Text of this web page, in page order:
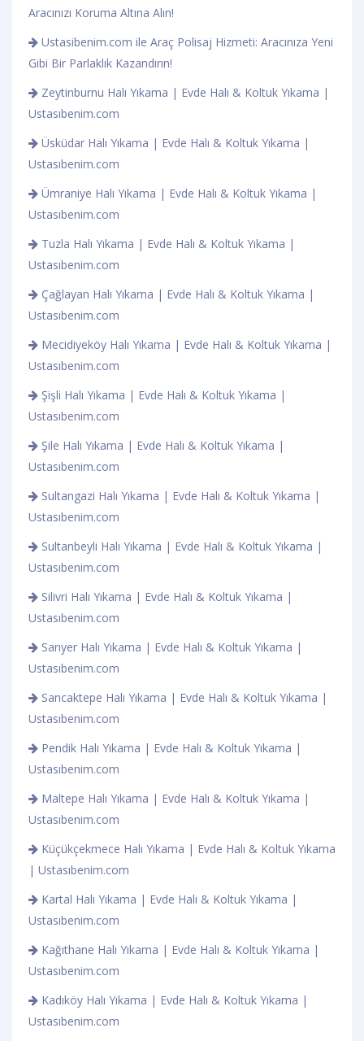
Aracınızı Koruma Altına Alın!
Ustasibenim.com ile Araç Polisaj Hizmeti: Aracınıza Yeni
Gibi Bir Parlaklık Kazandırın!
Zeytinburnu Halı Yıkama | Evde Halı & Koltuk Yıkama |
Ustasıbenim.com
Üsküdar Halı Yıkama | Evde Halı & Koltuk Yıkama |
Ustasıbenim.com
Ümraniye Halı Yıkama | Evde Halı & Koltuk Yıkama |
Ustasıbenim.com
Tuzla Halı Yıkama | Evde Halı & Koltuk Yıkama |
Ustasıbenim.com
Çağlayan Halı Yıkama | Evde Halı & Koltuk Yıkama |
Ustasıbenim.com
Mecidiyeköy Halı Yıkama | Evde Halı & Koltuk Yıkama |
Ustasıbenim.com
Şişli Halı Yıkama | Evde Halı & Koltuk Yıkama |
Ustasıbenim.com
Şile Halı Yıkama | Evde Halı & Koltuk Yıkama |
Ustasıbenim.com
Sultangazi Halı Yıkama | Evde Halı & Koltuk Yıkama |
Ustasıbenim.com
Sultanbeyli Halı Yıkama | Evde Halı & Koltuk Yıkama |
Ustasıbenim.com
Silivri Halı Yıkama | Evde Halı & Koltuk Yıkama |
Ustasıbenim.com
Sarıyer Halı Yıkama | Evde Halı & Koltuk Yıkama |
Ustasıbenim.com
Sancaktepe Halı Yıkama | Evde Halı & Koltuk Yıkama |
Ustasıbenim.com
Pendik Halı Yıkama | Evde Halı & Koltuk Yıkama |
Ustasıbenim.com
Maltepe Halı Yıkama | Evde Halı & Koltuk Yıkama |
Ustasıbenim.com
Küçükçekmece Halı Yıkama | Evde Halı & Koltuk Yıkama
| Ustasıbenim.com
Kartal Halı Yıkama | Evde Halı & Koltuk Yıkama |
Ustasıbenim.com
Kağıthane Halı Yıkama | Evde Halı & Koltuk Yıkama |
Ustasıbenim.com
Kadıköy Halı Yıkama | Evde Halı & Koltuk Yıkama |
Ustasıbenim.com